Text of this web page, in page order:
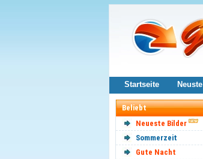
Startseite Neuste
Beliebt
Neueste Bilder
Sommerzeit
Gute Nacht